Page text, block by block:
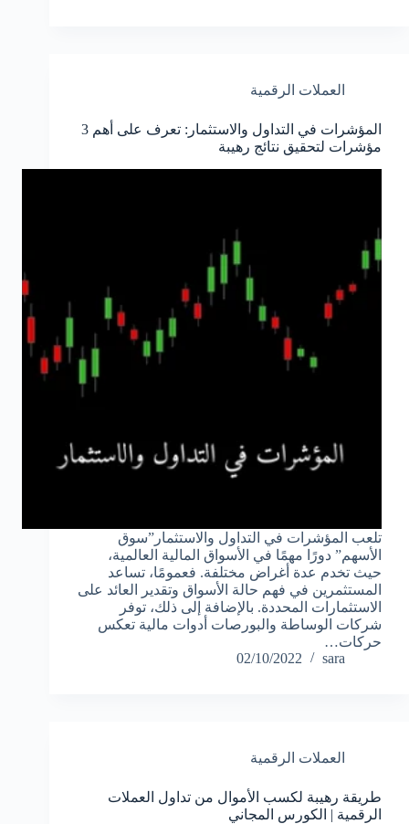
العملات الرقمية
المؤشرات في التداول والاستثمار: تعرف على أهم 3
مؤشرات لتحقيق نتائج رهيبة
تلعب المؤشرات في التداول والاستثمار”سوق
الأسهم” دورًا مهمًا في الأسواق المالية العالمية،
حيث تخدم عدة أغراض مختلفة. فعمومًا، تساعد
المستثمرين في فهم حالة الأسواق وتقدير العائد على
الاستثمارات المحددة. بالإضافة إلى ذلك، توفر
شركات الوساطة والبورصات أدوات مالية تعكس
حركات…
sara
02/10/2022
العملات الرقمية
طريقة رهيبة لكسب الأموال من تداول العملات
الرقمية | الكورس المجاني